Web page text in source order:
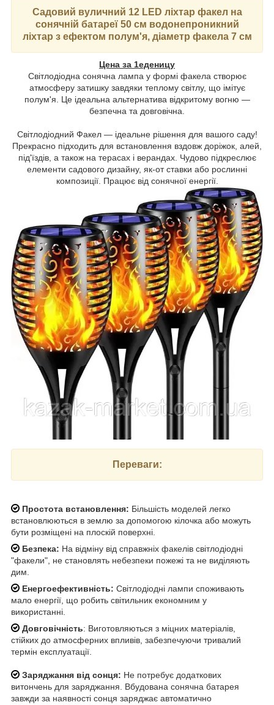
Садовий вуличний 12 LED ліхтар факел на
сонячній батареї 50 см водонепроникний
ліхтар з ефектом полум'я, діаметр факела 7 см
Цена за 1еденицу
Світлодіодна сонячна лампа у формі факела створює
атмосферу затишку завдяки теплому світлу, що імітує
полум'я. Це ідеальна альтернатива відкритому вогню —
безпечна та довговічна.
Світлодіодний Факел — ідеальне рішення для вашого саду!
Прекрасно підходить для встановлення вздовж доріжок, алей,
під'їздів, а також на терасах і верандах. Чудово підкреслює
елементи садового дизайну, як-от ставки або рослинні
композиції. Працює від сонячної енергії.
Переваги:
Простота встановлення: Більшість моделей легко
встановлюються в землю за допомогою кілочка або можуть
бути розміщені на плоскій поверхні.
Безпека: На відміну від справжніх факелів світлодіодні
"факели", не становлять небезпеки пожежі та не виділяють
дим.
Енергоефективність: Світлодіодні лампи споживають
мало енергії, що робить світильник економним у
використанні.
Довговічність: Виготовляються з міцних матеріалів,
стійких до атмосферних впливів, забезпечуючи тривалий
термін експлуатації.
Заряджання від сонця: Не потребує додаткових
витончень для заряджання. Вбудована сонячна батарея
завжди за наявності сонця заряджає автоматично